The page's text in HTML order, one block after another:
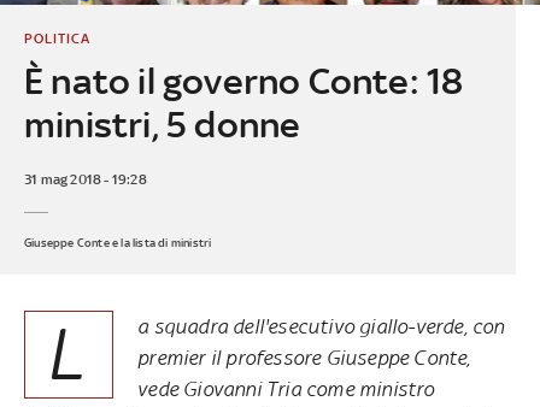
È nato il governo Conte: 18
ministri, 5 donne
POLITICA
31 mag 2018 - 19:28
Giuseppe Conte e la lista di ministri
L
a squadra dell'esecutivo giallo-verde, con
premier il professore Giuseppe Conte,
vede Giovanni Tria come ministro